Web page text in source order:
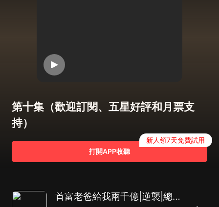
第十集（歡迎訂閱、五星好評和月票支
持）
打開APP收聽
新人領7天免費試用
首富老爸給我兩千億|逆襲|總裁|AI多播